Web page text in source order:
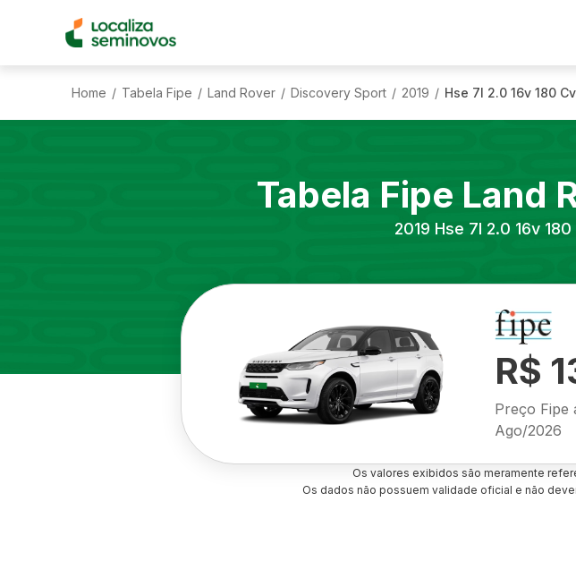
Home / Tabela Fipe / Land Rover / Discovery Sport / 2019 / Hse 7l 2.0 16v 180
Tabela Fipe Land
2019 Hse 7l 2.0 16v
R$
Preço Fipe
Ago/2026
Os valores exibidos são meramente
Os dados não possuem validade oficial e não